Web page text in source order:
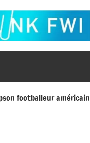
footballeur américain